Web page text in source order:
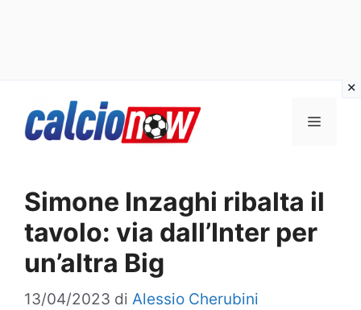
Menu
Simone Inzaghi ribalta il
tavolo: via dall’Inter per
un’altra Big
13/04/2023 di Alessio Cherubini